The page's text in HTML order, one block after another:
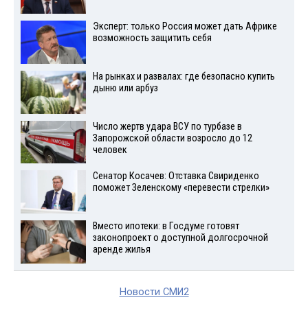
Эксперт: только Россия может дать Африке
возможность защитить себя
На рынках и развалах: где безопасно купить
дыню или арбуз
Число жертв удара ВСУ по турбазе в
Запорожской области возросло до 12
человек
Сенатор Косачев: Отставка Свириденко
поможет Зеленскому «перевести стрелки»
Вместо ипотеки: в Госдуме готовят
законопроект о доступной долгосрочной
аренде жилья
Новости СМИ2